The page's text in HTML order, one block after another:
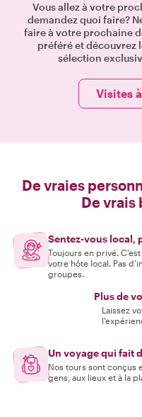
Vous allez à votre
demandez quoi faire?
faire à votre prochaine
préféré et découvrez
sélection
Visites
De vraies
De vrais
Sentez-vous local,
Toujours en privé.
votre hôte local. Pas
groupes.
Plus de
Laissez
Un voyage qui fait
Nos tours sont conçus
gens, aux lieux et à la